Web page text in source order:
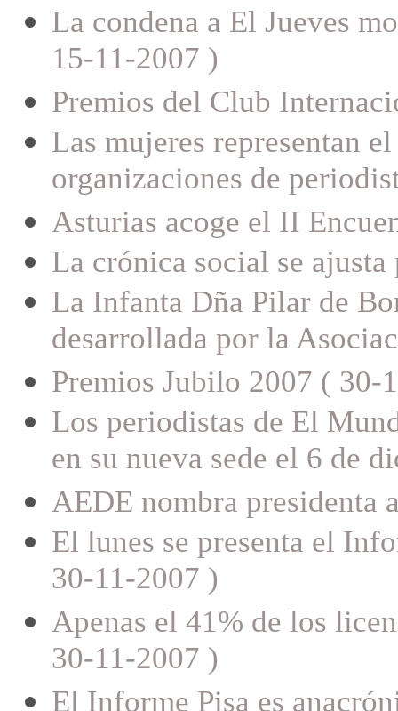
La condena a El Jueves
15-11-2007 )
Premios del Club
Las mujeres representan
organizaciones de
Asturias acoge el II
La crónica social se
La Infanta Dña Pilar de
desarrollada por la
Premios Jubilo 2007 ( 30-
Los periodistas de El
en su nueva sede el 6 de
AEDE nombra presidenta
El lunes se presenta el
30-11-2007 )
Apenas el 41% de los
30-11-2007 )
El Informe Pisa es